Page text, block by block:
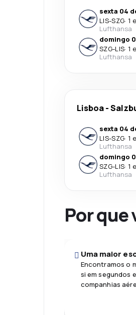
sexta 04
LIS-SZG· 1
Lufthansa
domingo
SZG-LIS· 1
Lufthansa
Lisboa-
sexta 04
LIS-SZG· 1
Lufthansa
domingo
SZG-LIS· 1
Lufthansa
Por que
Uma maior
Encontramos o
si em segundos
companhias